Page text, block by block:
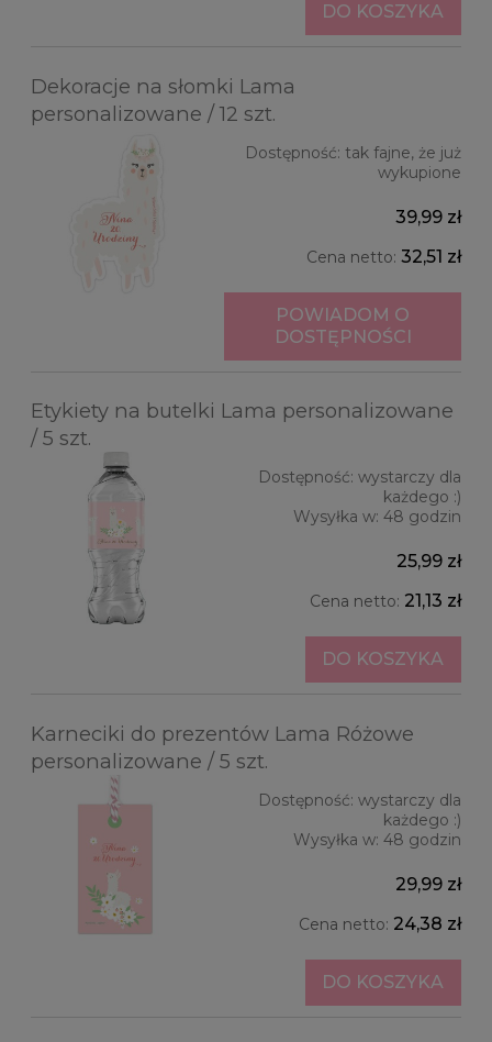
DO KOSZYKA
Dekoracje na słomki Lama
personalizowane / 12 szt.
Dostępność: tak fajne, że już
wykupione
39,99 zł
Cena netto: 32,51 zł
POWIADOM O
DOSTĘPNOŚCI
Etykiety na butelki Lama personalizowane
/ 5 szt.
Dostępność: wystarczy dla
każdego :)
Wysyłka w: 48 godzin
25,99 zł
Cena netto: 21,13 zł
DO KOSZYKA
Karneciki do prezentów Lama Różowe
personalizowane / 5 szt.
Dostępność: wystarczy dla
każdego :)
Wysyłka w: 48 godzin
29,99 zł
Cena netto: 24,38 zł
DO KOSZYKA